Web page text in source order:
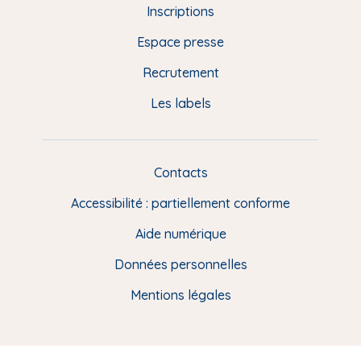
e
Inscriptions
Espace presse
Recrutement
Les labels
L
e
n
u
t
Contacts
Accessibilité : partiellement conforme
Aide numérique
Données personnelles
Mentions légales